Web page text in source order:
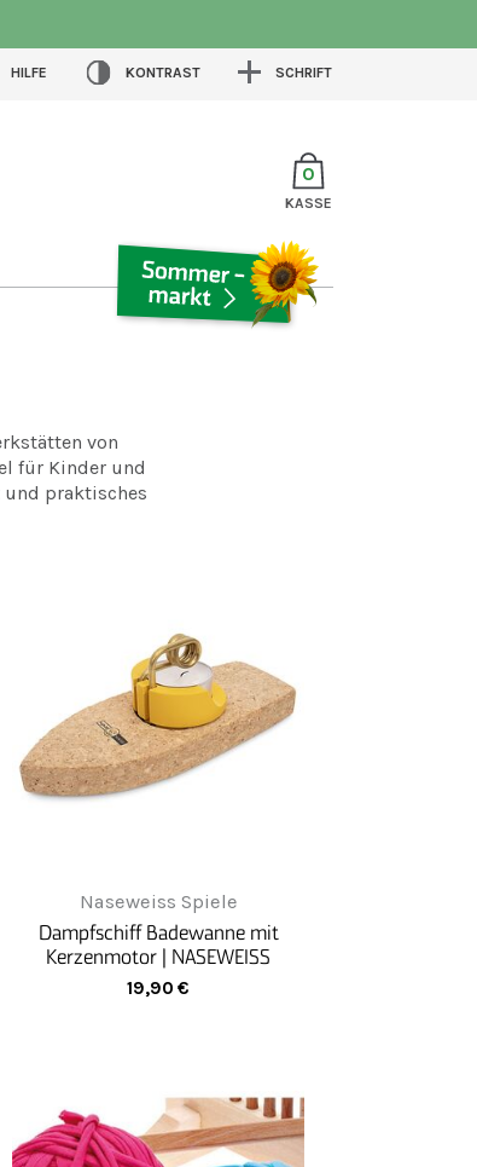
HILFE KONTRAST SCHRIFT
0
KASSE
von
für Kinder und
und praktisches
Naseweiss Spiele
Dampfschiff Badewanne mit
Kerzenmotor | NASEWEISS
19,90 €